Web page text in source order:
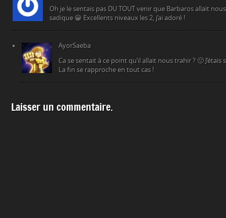
Oh je le sentais pas DU TOUT venir que Barbaros allait
sadique 😀 Excellents niveaux les 2, j’ai adoré !
AyorSaeba
Ca se sentait à ce point qu’il allait nous trahir ? 🙁 J’étais
La fin se rapproche en tout cas !
Laisser un commentaire.